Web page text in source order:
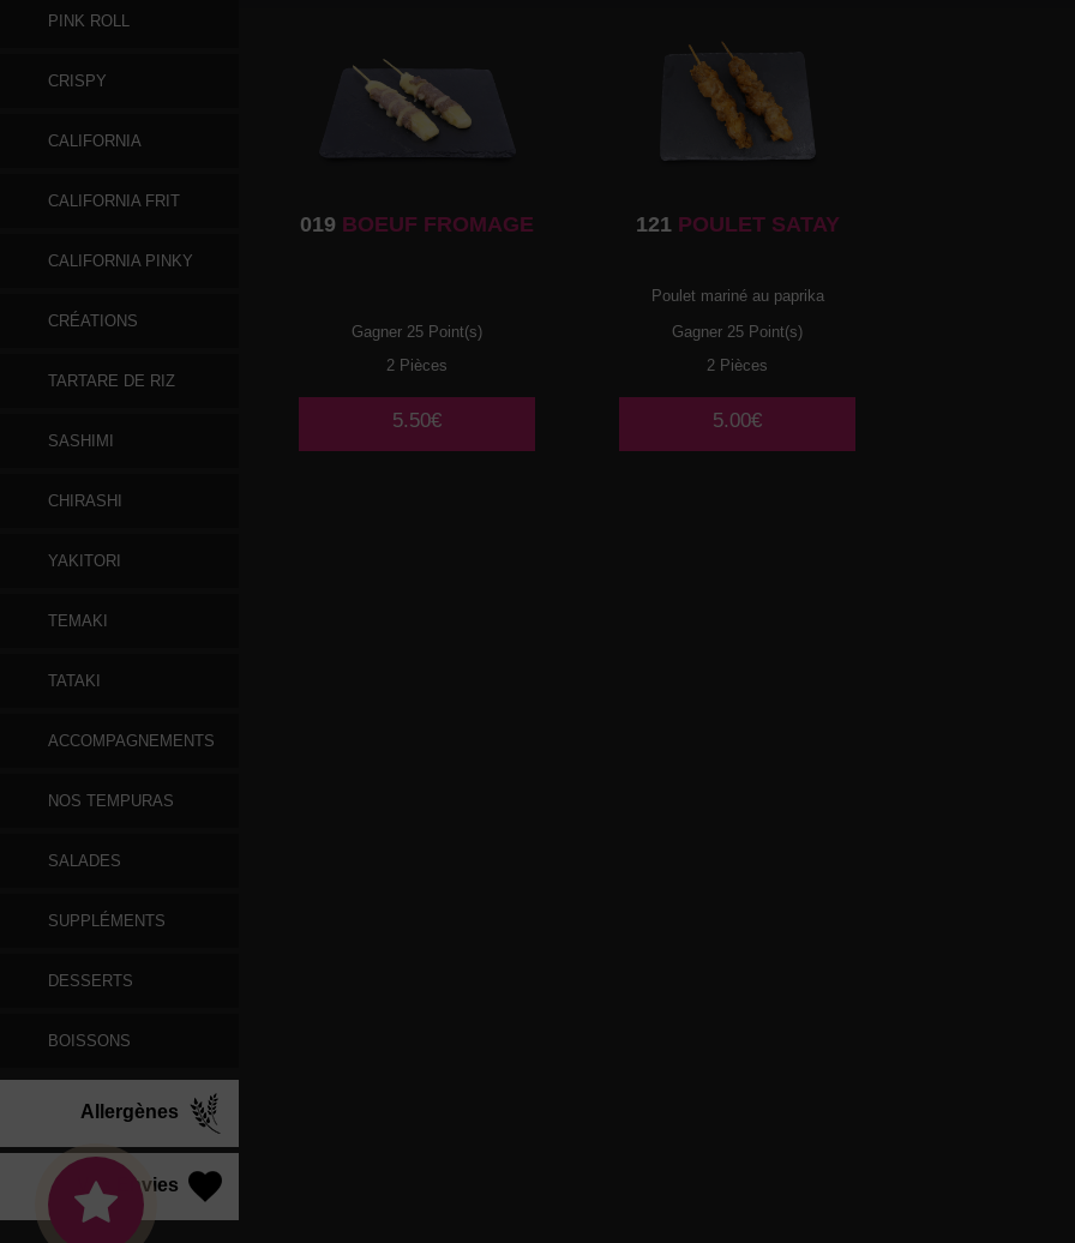
PINK ROLL
CRISPY
CALIFORNIA
CALIFORNIA FRIT
CALIFORNIA PINKY
CRÉATIONS
TARTARE DE RIZ
SASHIMI
CHIRASHI
YAKITORI
TEMAKI
TATAKI
ACCOMPAGNEMENTS
NOS TEMPURAS
SALADES
SUPPLÉMENTS
DESSERTS
BOISSONS
Allergènes
Vos Envies
019 BOEUF FROMAGE
Gagner 25 Point(s)
2 Pièces
5.50€
121POULET SATAY
Poulet mariné au paprika
Gagner 25 Point(s)
2 Pièces
5.00€